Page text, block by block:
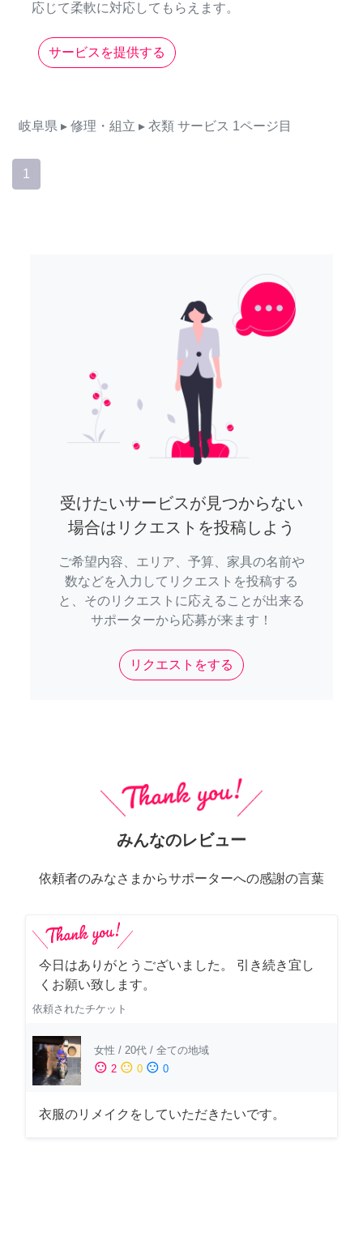
応じて柔軟に対応してもらえます。
サービスを提供する
岐阜県 ▸ 修理・組立 ▸ 衣類 サービス 1ページ目
1
受けたいサービスが見つからない
場合はリクエストを投稿しよう
ご希望内容、エリア、予算、家具の名前や
数などを入力してリクエストを投稿する
と、そのリクエストに応えることが出来る
サポーターから応募が来ます！
リクエストをする
みんなのレビュー
依頼者のみなさまからサポーターへの感謝の言葉
今日はありがとうございました。 引き続き宜し
くお願い致します。
依頼されたチケット
女性 / 20代 / 全ての地域
sentiment_satisfied 2 sentiment_neutral 0 sentiment_dissatisfied 0
衣服のリメイクをしていただきたいです。